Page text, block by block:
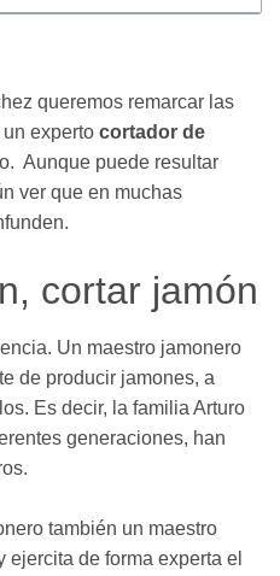
queremos remarcar las
experto cortador de
Aunque puede resultar
ver que en muchas
cortar jamón
Un maestro jamonero
de producir jamones, a
Es decir, la familia Arturo
generaciones, han
también un maestro
de forma experta el